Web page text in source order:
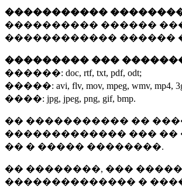
�����������
���������� ������
������������ ������
��������� ���
������: doc, rtf, txt, pdf, odt;
�����: avi, flv, mov, mpeg, wmv, mp4,
����: jpg, jpeg, png, gif, bmp.
�� ����������� ��
������������� ��� ��
�� � ����� ��������.
�� ��������, ���
�������������� �